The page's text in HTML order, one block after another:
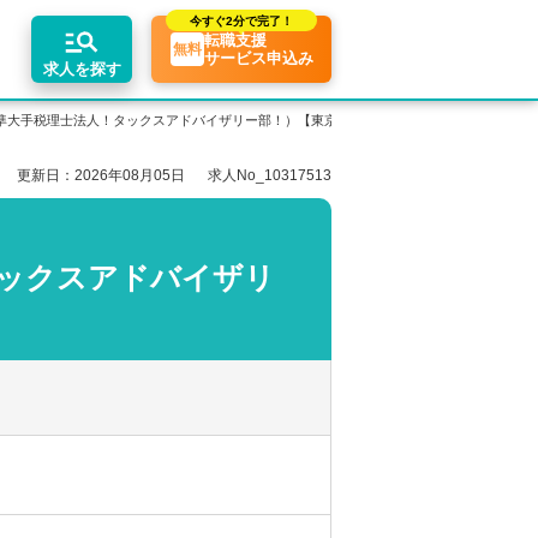
求人を探す
今すぐ2分で完了！
無料転職支援
サービス申込み
アアドバイザーの紹介
求人例
コンテンツ
転職成功ノウハウ
業界トピックス
税理士用語辞典
エリア別求人情報
関西
手税理士法人！タックスアドバイザリー部！）【東京都】
更新日：2026年08月05日 求人No_10317513
クスアドバイザリ